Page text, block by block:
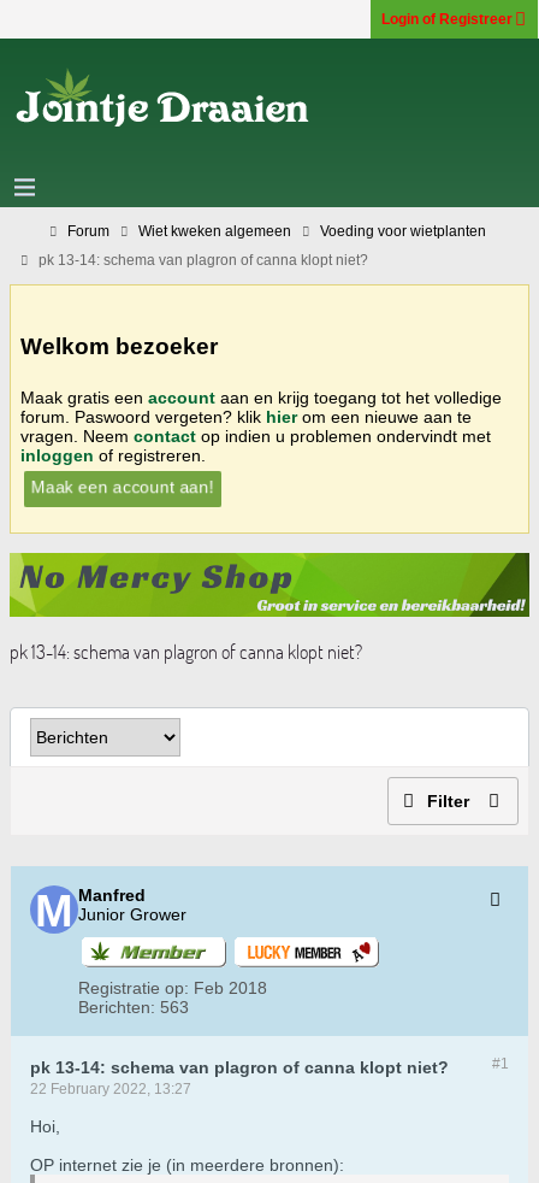
Login of Registreer
Forum Wiet kweken algemeen
Voeding voor wietplanten
pk 13-14: schema van plagron of canna klopt niet?
Welkom bezoeker
Maak gratis een account aan en krijg toegang tot het volledige
forum. Paswoord vergeten? klik hierom een nieuwe aan te
vragen. Neem contact op indien u problemen ondervindt met
inloggen of registreren.
Maak een account aan!
pk 13-14: schema van plagron of canna klopt niet?
Filter
Manfred
Junior Grower
Registratie op: Feb 2018
Berichten: 563
#1
pk 13-14: schema van plagron of canna klopt niet?
22 February 2022, 13:27
Hoi,
OP internet zie je (in meerdere bronnen):